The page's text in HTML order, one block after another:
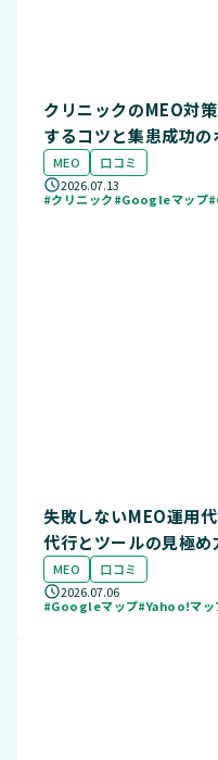
クリニックのMEO対
するコツと集患成功の
MEO
口コミ
2026.07.13
#クリニック#Googleマップ
失敗しないMEO運用
代行とツールの見極め
MEO
口コミ
2026.07.06
#Googleマップ#Yahoo!マッ